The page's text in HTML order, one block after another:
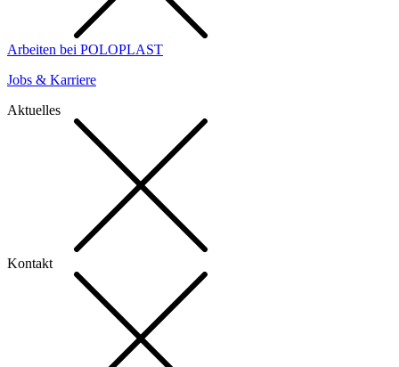
Arbeiten bei POLOPLAST
Jobs & Karriere
Aktuelles
Kontakt